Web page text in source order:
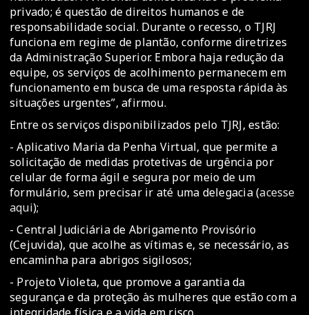
privado; é questão de direitos humanos e de
responsabilidade social. Durante o recesso, o TJRJ
funciona em regime de plantão, conforme diretrizes
da Administração Superior. Embora haja redução da
equipe, os serviços de acolhimento permanecem em
funcionamento em busca de uma resposta rápida às
situações urgentes”, afirmou.
Entre os serviços disponibilizados pelo TJRJ, estão:
- Aplicativo Maria da Penha Virtual, que permite a
solicitação de medidas protetivas de urgência por
celular de forma ágil e segura por meio de um
formulário, sem precisar ir até uma delegacia (acesse
aqui);
- Central Judiciária de Abrigamento Provisório
(Cejuvida), que acolhe as vítimas e, se necessário, as
encaminha para abrigos sigilosos;
- Projeto Violeta, que promove a garantia da
segurança e da proteção às mulheres que estão com a